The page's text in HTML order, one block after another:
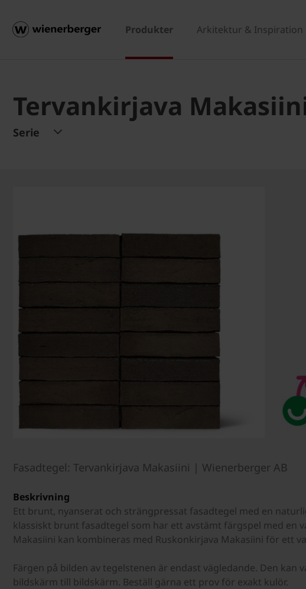
Produkter Arkitektur & Inspiration
Tervankirjava
Serie
Fasadtegel: Tervankirjava Makasiini | Wienerberger AB
Beskrivning
Ett brunt, nyanserat och strängpressat fasadtegel med en
klassiskt brunt fasadtegel som har ett avstämt färgspel med en
Makasiini kan kombineras med Ruskonkirjava Makasiini för ett
Färgen på bilden av tegelstenen är endast vägledande. Den
bildskärm till bildskärm. Beställ gärna ett prov för exakt kulör.